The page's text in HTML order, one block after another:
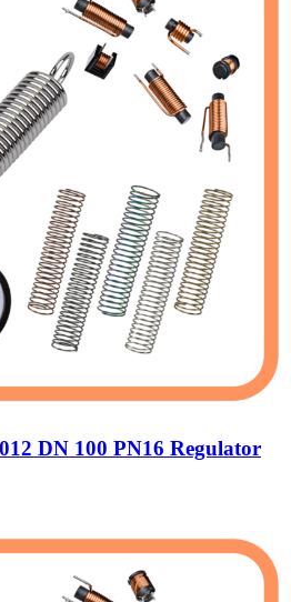
DN 100 PN16 Regulator